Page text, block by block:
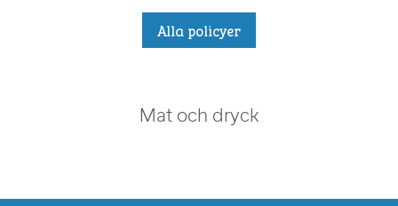
Alla policyer
Mat och dryck